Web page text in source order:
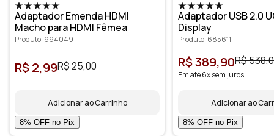
Adaptador Emenda HDMI
Macho para HDMI Fêmea
Produto: 994049
R$ 2,99R$ 25,00
Adicionar ao Carrinho
Adaptador USB 2.0
Display
Produto: 685611
R$ 389,90R$
Em até 6x sem juros
Adicionar ao